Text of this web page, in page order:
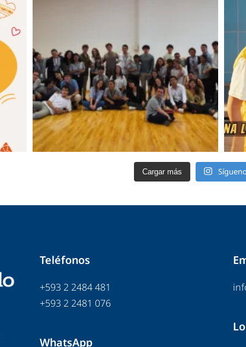
Cargar más
Teléfonos
+593 2 2484 481
+593 2 2481 076
WhatsApp